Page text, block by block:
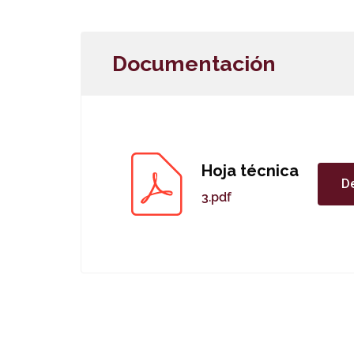
Documentación
Hoja técnica
3.pdf